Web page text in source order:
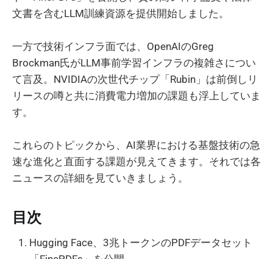
文書を含むLLM訓練資源を提供開始しました。
一方で技術インフラ面では、OpenAIのGreg
Brockman氏がLLM事前学習インフラの複雑さについ
て言及。NVIDIAの次世代チップ「Rubin」は前倒しリ
リースの噂と共に消費電力増加の課題も浮上していま
す。
これらのトピックから、AI業界における基盤技術の急
速な進化と直面する課題が見えてきます。それでは各
ニュースの詳細を見ていきましょう。
目次
Hugging Face、3兆トークンのPDFデータセット